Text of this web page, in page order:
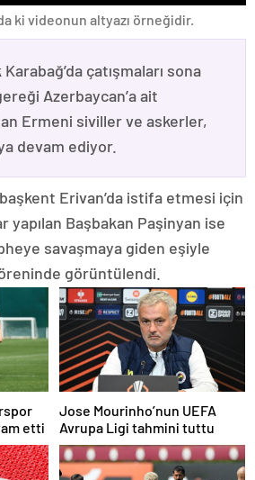
ki videonun altyazı örneğidir.
çatışmaları sona
Azerbaycan’a ait
Ermeni siviller ve askerler,
devam ediyor.
Erivan’da istifa etmesi için
Başbakan Paşinyan ise
savaşmaya giden eşiyle
görüntülendi.
etti
Jose Mourinho’nun UEFA
Avrupa Ligi tahmini tuttu